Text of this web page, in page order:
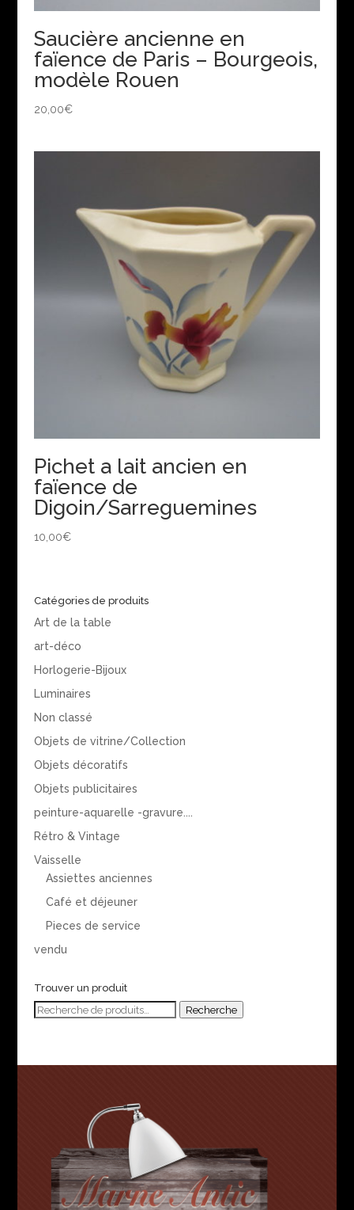
Saucière ancienne en
faïence de Paris – Bourgeois,
modèle Rouen
20,00€
Pichet a lait ancien en
faïence de
Digoin/Sarreguemines
10,00€
Catégories de produits
Art de la table
art-déco
Horlogerie-Bijoux
Luminaires
Non classé
Objets de vitrine/Collection
Objets décoratifs
Objets publicitaires
peinture-aquarelle -gravure....
Rétro & Vintage
Vaisselle
Assiettes anciennes
Café et déjeuner
Pieces de service
vendu
Trouver un produit
Recherche
Recherche